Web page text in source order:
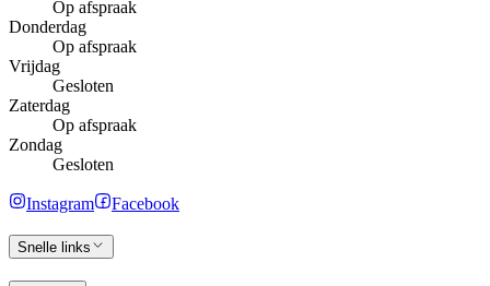
Op afspraak
Donderdag
Op afspraak
Vrijdag
Gesloten
Zaterdag
Op afspraak
Zondag
Gesloten
Instagram Facebook
Snelle links